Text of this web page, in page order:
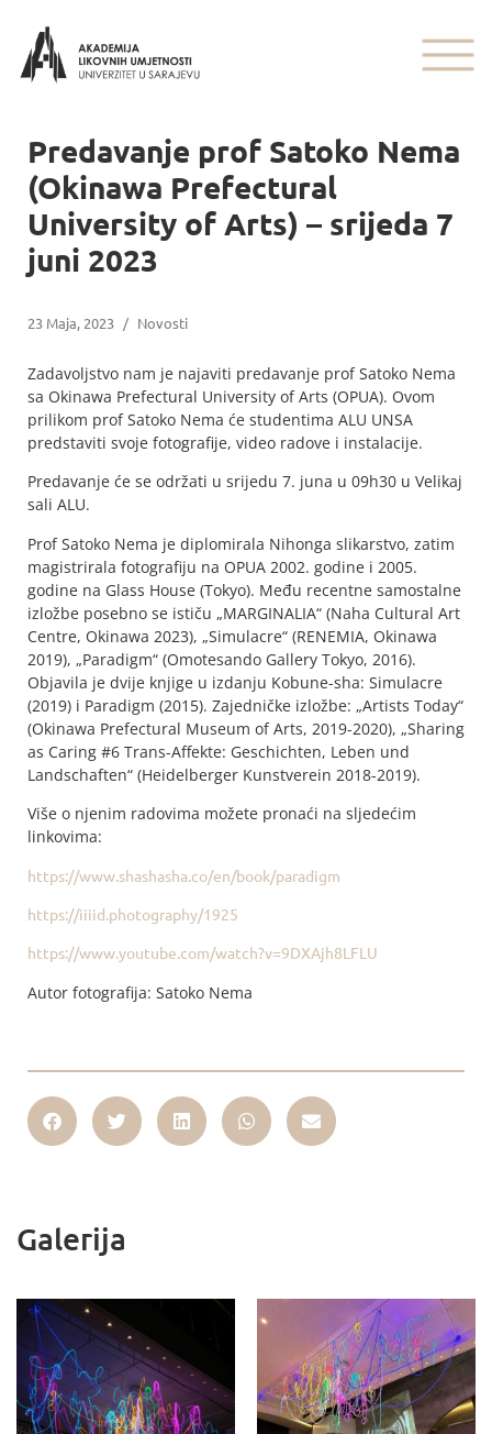
Predavanje prof Satoko Nema
(Okinawa Prefectural
University of Arts) – srijeda 7
juni 2023
23 Maja, 2023 / Novosti
Zadavoljstvo nam je najaviti predavanje prof Satoko Nema
sa Okinawa Prefectural University of Arts (OPUA). Ovom
prilikom prof Satoko Nema će studentima ALU UNSA
predstaviti svoje fotografije, video radove i instalacije.
Predavanje će se održati u srijedu 7. juna u 09h30 u Velikaj
sali ALU.
Prof Satoko Nema je diplomirala Nihonga slikarstvo, zatim
magistrirala fotografiju na OPUA 2002. godine i 2005.
godine na Glass House (Tokyo). Među recentne samostalne
izložbe posebno se ističu „MARGINALIA“ (Naha Cultural Art
Centre, Okinawa 2023), „Simulacre“ (RENEMIA, Okinawa
2019), „Paradigm“ (Omotesando Gallery Tokyo, 2016).
Objavila je dvije knjige u izdanju Kobune-sha: Simulacre
(2019) i Paradigm (2015). Zajedničke izložbe: „Artists Today“
(Okinawa Prefectural Museum of Arts, 2019-2020), „Sharing
as Caring #6 Trans-Affekte: Geschichten, Leben und
Landschaften“ (Heidelberger Kunstverein 2018-2019).
Više o njenim radovima možete pronaći na sljedećim
linkovima:
https://www.shashasha.co/en/book/paradigm
https://iiiid.photography/1925
https://www.youtube.com/watch?v=9DXAjh8LFLU
Autor fotografija: Satoko Nema
Galerija